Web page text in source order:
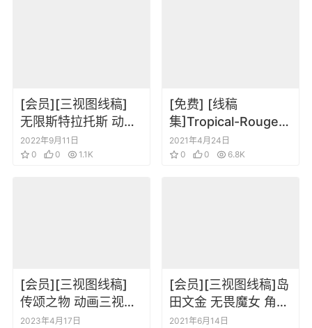
[会员][三视图线稿]
无限斯特拉托斯 动画
线稿设定原画集
2022年9月11日
0
0 1.1K
[免费] [线稿
集]Tropical-Rouge!
光之美少女稿线填色
图集3
2021年4月24日
0
0 6.8K
[会员][三视图线稿]
传颂之物 动画三视图
设定集
2023年4月17日
[会员][三视图线稿]岛
田文金 无畏魔女 角色
三视图场景线稿设定
2021年6月14日